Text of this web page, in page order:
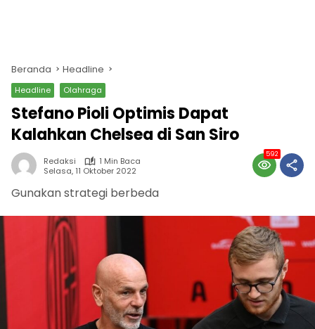
Beranda Headline
Headline Olahraga
Stefano Pioli Optimis Dapat
Kalahkan Chelsea di San Siro
Redaksi
1 Min Baca
Selasa, 11 Oktober 2022
592
Gunakan strategi berbeda